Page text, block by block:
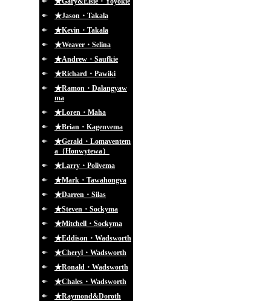
★Jason・Takala
★Kevin・Takala
★Weaver・Selina
★Andrew・Saufkie
★Richard・Pawiki
★Ramon・Dalangyaw
ma
★Loren・Maha
★Brian・Kagenvema
★Gerald・Lomaventem
a（Honwytewa）
★Larry・Polivema
★Mark・Tawahongva
★Darren・Silas
★Steven・Sockyma
★Mitchell・Sockyma
★Eddison・Wadsworth
★Cheryl・Wadsworth
★Ronald・Wadsworth
★Chales・Wadsworth
★Raymond&Doroth